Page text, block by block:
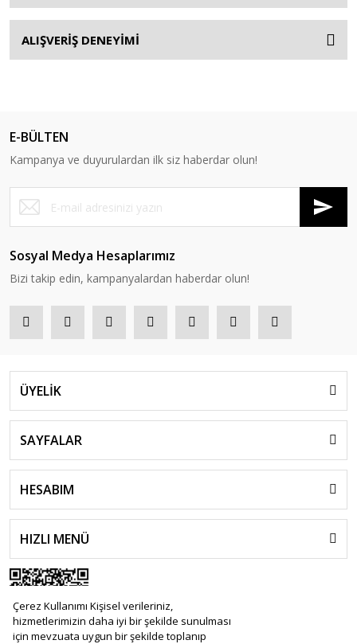
Çerez Kullanımı Kişisel verileriniz,
hizmetlerimizin daha iyi bir şekilde sunulması
için mevzuata uygun bir şekilde toplanıp
ALIŞVERİŞ DENEYİMİ
E-BÜLTEN
Kampanya ve duyurulardan ilk siz haberdar olun!
Sosyal Medya Hesaplarımız
Bizi takip edin, kampanyalardan haberdar olun!
ÜYELİK
SAYFALAR
HESABIM
HIZLI MENÜ